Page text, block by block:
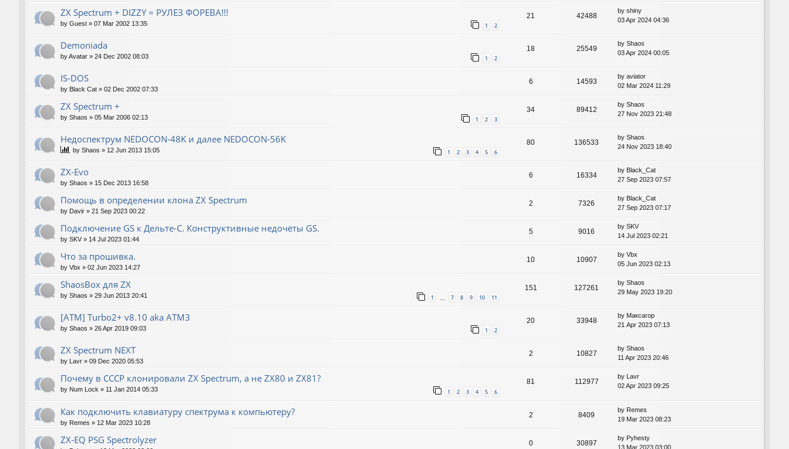
ZX Spectrum + DIZZY = РУЛЕЗ ФОРЕВА!!!
by Guest » 07 Mar 2002 13:35 1 2
21 42488
by shiny
03 Apr 2024 04:36
Demoniada
byAvatar » 24 Dec 2002 08:03 1 2
18 25549
by Shaos
03 Apr 2024 00:05
IS-DOS
by Black Cat » 02 Dec 2002 07:33
6 14593
by aviator
02 Mar 2024 11:29
ZX Spectrum +
by Shaos » 05 Mar 2006 02:13 1 2 3
34 89412
by Shaos
27 Nov 2023 21:48
Недоспектрум NEDOCON-48K и далее NEDOCON-56K
by Shaos » 12 Jun 2013 15:05 1 2 3 4 5 6
80 136533
by Shaos
24 Nov 2023 18:40
ZX-Evo
by Shaos » 15 Dec 2013 16:58
6 16334
by Black_Cat
27 Sep 2023 07:57
Помощь в определении клона ZX Spectrum
by Davir » 21 Sep 2023 00:22
2 7326
by Black_Cat
27 Sep 2023 07:17
Подключение GS к Дельте-С. Конструктивные недочёты GS.
by SKV » 14 Jul 2023 01:44
5 9016
by SKV
14 Jul 2023 02:21
Что за прошивка.
by Vbx » 02 Jun 2023 14:27
10 10907
by Vbx
05 Jun 2023 02:13
ShaosBox для ZX
by Shaos » 29 Jun 2013 20:41 1 … 7 8 9 10 11
151 127261
by Shaos
29 May 2023 19:20
[ATM] Turbo2+ v8.10 aka ATM3
by Shaos » 26 Apr 2019 09:03 1 2
20 33948
by Максагор
21 Apr 2023 07:13
ZX Spectrum NEXT
by Lavr » 09 Dec 2020 05:53
2 10827
by Shaos
11 Apr 2023 20:46
Почему в СССР клонировали ZX Spectrum, а не ZX80 и ZX81?
by Num Lock » 11 Jan 2014 05:33 1 2 3 4 5 6
81 112977
by Lavr
02 Apr 2023 09:25
Как подключить клавиатуру спектрума к компьютеру?
by Remes » 12 Mar 2023 10:28
2 8409
by Remes
19 Mar 2023 08:23
ZX-EQ PSG Spectrolyzer 0 30897
by Pyhesty
13 Mar 2023 03:00